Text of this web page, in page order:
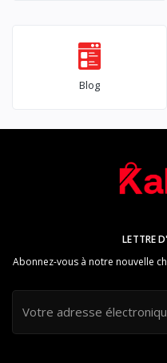
Blog
LETTRE
Abonnez-vous à notre nouvelle